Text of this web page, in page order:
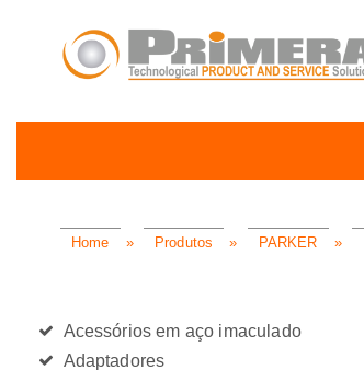
Home » Produtos » PARKER »
Acessórios em aço imaculado
Adaptadores